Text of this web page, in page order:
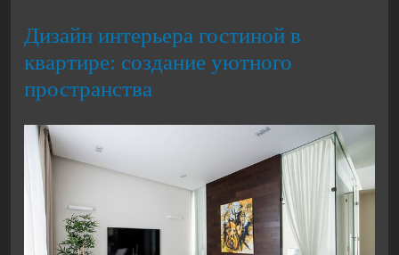
Дизайн интерьера гостиной в
квартире: создание уютного
пространства